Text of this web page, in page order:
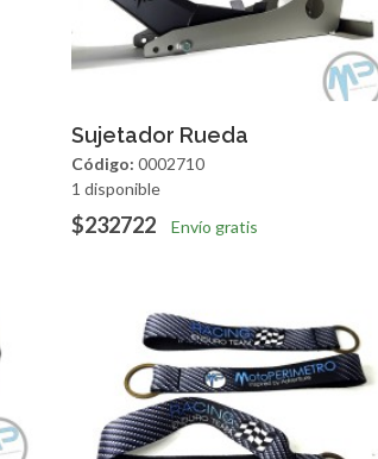
Agregar
Sujetador Rueda
Código: 0002710
1 disponible
$232722 Envío gratis